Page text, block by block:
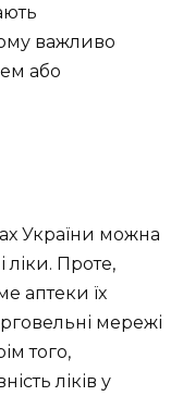
важливо
або
України можна
ліки. Проте,
аптеки їх
мережі
того,
ліків у